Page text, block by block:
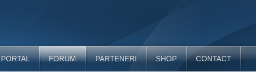
PORTAL FORUM PARTENERI SHOP CONTACT